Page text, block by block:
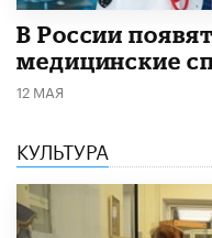
В России
медицинские
12 МАЯ
КУЛЬТУРА